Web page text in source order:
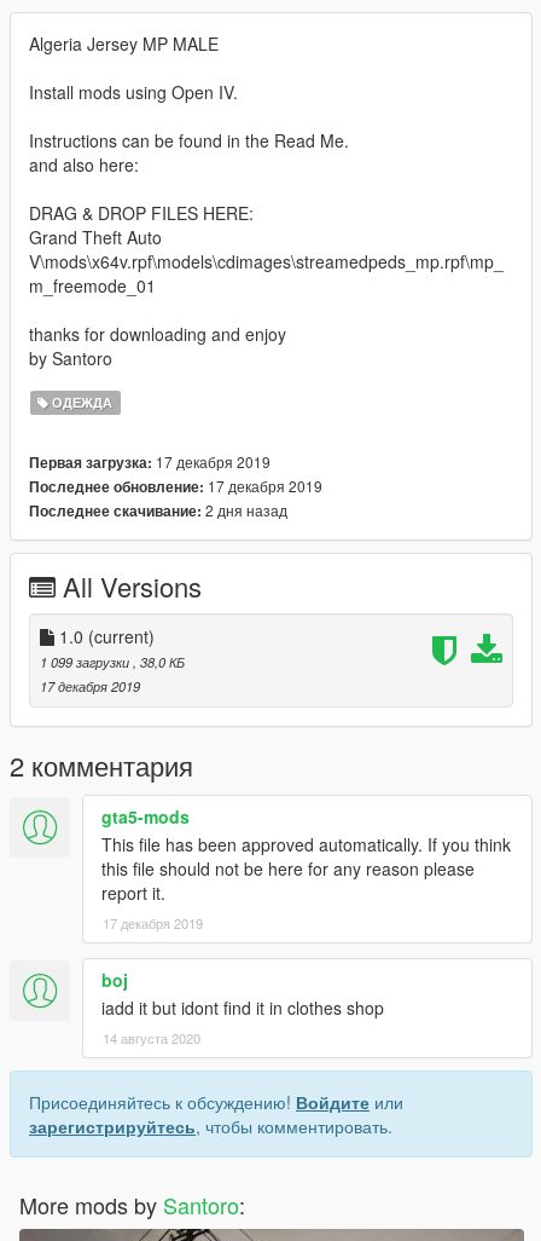
Algeria Jersey MP MALE
Install mods using Open IV.
Instructions can be found in the Read Me.
and also here:
DRAG & DROP FILES HERE:
Grand Theft Auto
V\mods\x64v.rpf\models\cdimages\streamedpeds_mp.rpf\mp_
m_freemode_01
thanks for downloading and enjoy
by Santoro
ОДЕЖДА
Первая загрузка: 17 декабря 2019
Последнее обновление: 17 декабря 2019
Последнее скачивание: 2 дня назад
All Versions
1.0 (current)
1 099 загрузки , 38,0 КБ
17 декабря 2019
2 комментария
gta5-mods
This file has been approved automatically. If you think
this file should not be here for any reason please
report it.
17 декабря 2019
boj
iadd it but idont find it in clothes shop
14 августа 2020
Присоединяйтесь к обсуждению! Войдите или
зарегистрируйтесь, чтобы комментировать.
More mods by Santoro: